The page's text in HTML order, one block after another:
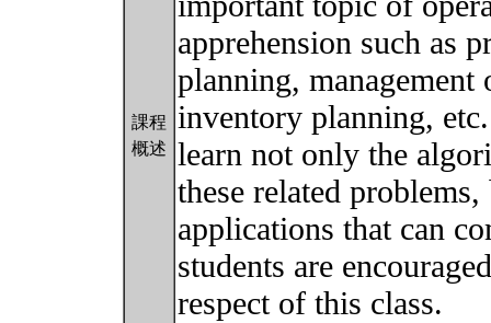
課程
概述
apprehension such as
planning,
inventory planning,
learn not only the
these related
applications that can
students are
respect of this class.